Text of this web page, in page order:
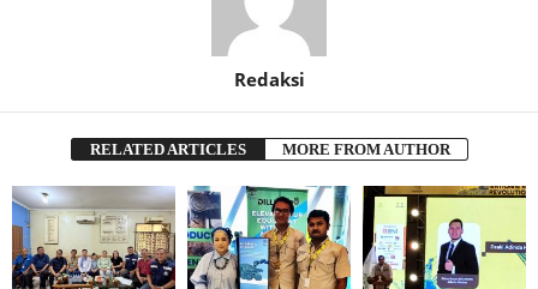
Redaksi
RELATED ARTICLES MORE FROM AUTHOR